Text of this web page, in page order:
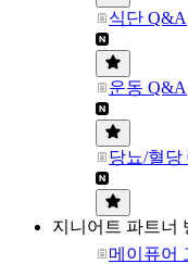
식단 Q&A
운동 Q&A
당뇨/혈당
지니어트 파트너
메이퓨어